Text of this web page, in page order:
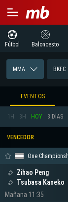
Fútbol Baloncesto
MMA BKFC
EVENTOS
1H 3H HOY 3 DÍAS
VENCEDOR
One
Zihao Peng
Tsubasa Kaneko
Mañana 11:35